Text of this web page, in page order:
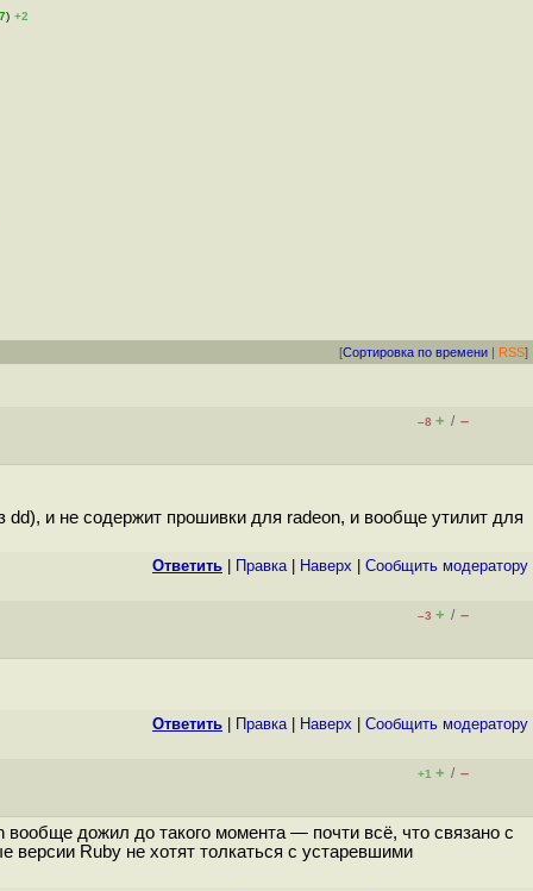
) +2
[Сортировка по времени | RSS]
–8 + / –
dd), и не содержит прошивки для radeon, и вообще утилит для
Ответить Правка| Наверх Cообщить модератору
–3 + / –
Ответить Правка| Наверх Cообщить модератору
+1 + / –
дожил до такого момента — почти всё, что связано с
версии Ruby не хотят толкаться с устаревшими